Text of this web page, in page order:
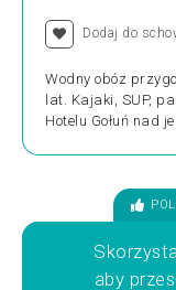
Dodaj do
Wodny obóz
lat. Kajaki, SUP,
Hotelu Gołuń nad
aby